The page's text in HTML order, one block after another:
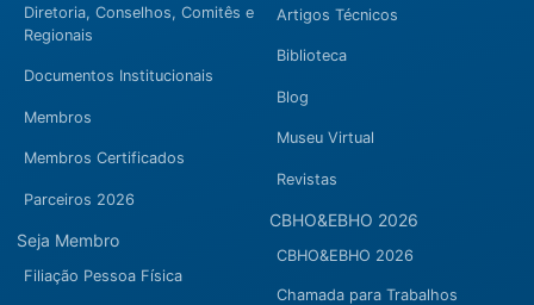
Diretoria, Conselhos, Comitês e
Regionais
Documentos Institucionais
Membros
Membros Certificados
Parceiros 2026
Seja Membro
Filiação Pessoa Física
Artigos Técnicos
Biblioteca
Blog
Museu Virtual
Revistas
CBHO&EBHO 2026
CBHO&EBHO 2026
Chamada para Trabalhos